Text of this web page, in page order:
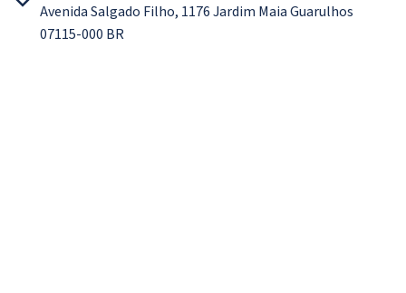
Avenida Salgado Filho, 1176 Jardim Maia Guarulhos
07115-000 BR